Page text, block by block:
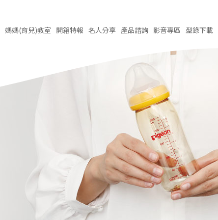
媽媽(育兒)教室 開箱特報 名人分享 產品諮詢 影音專區 型錄下載